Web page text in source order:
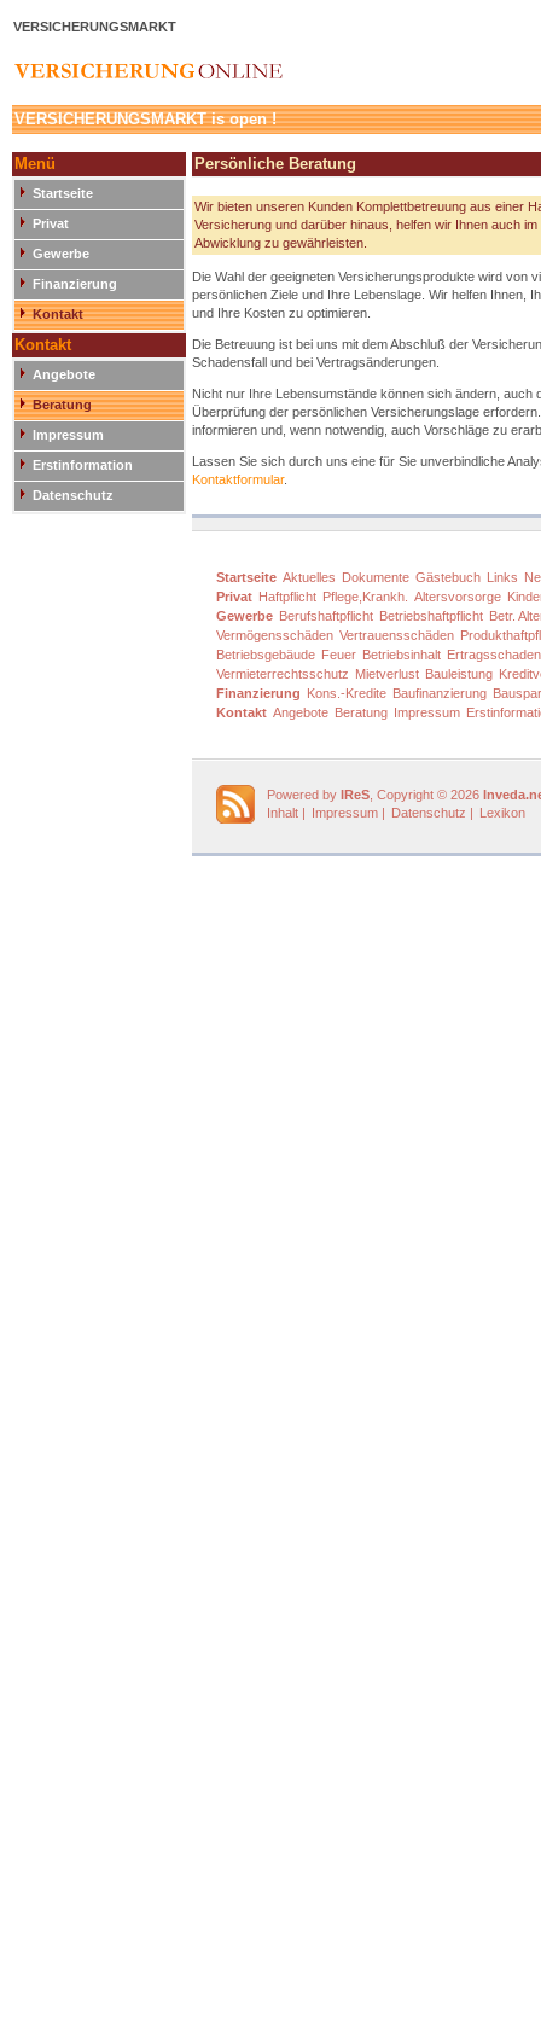
VERSICHERUNGSMARKT
VERSICHERUNGSMARKT is open !
Menü
Startseite
Privat
Gewerbe
Finanzierung
Kontakt
Kontakt
Angebote
Beratung
Impressum
Erstinformation
Datenschutz
Persönliche Beratung
Wir bieten unseren Kunden Komplettbetreuung aus einer
Versicherung und darüber hinaus, helfen wir Ihnen auch
Abwicklung zu gewährleisten.
Die Wahl der geeigneten Versicherungsprodukte wird von
persönlichen Ziele und Ihre Lebenslage. Wir helfen Ihnen,
und Ihre Kosten zu optimieren.
Die Betreuung ist bei uns mit dem Abschluß der
Schadensfall und bei Vertragsänderungen.
Nicht nur Ihre Lebensumstände können sich ändern,
Überprüfung der persönlichen Versicherungslage
informieren und, wenn notwendig, auch Vorschläge zu
Lassen Sie sich durch uns eine für Sie unverbindliche
Kontaktformular.
Startseite Aktuelles Dokumente Gästebuch Links
Privat Haftpflicht Pflege,Krankh. Altersvorsorge
Gewerbe Berufshaftpflicht Betriebshaftpflicht Betr.
Vermögensschäden Vertrauensschäden
Betriebsgebäude Feuer Betriebsinhalt Ertragsschaden
Vermieterrechtsschutz Mietverlust Bauleistung
Finanzierung Kons.-Kredite Baufinanzierung
Kontakt Angebote Beratung Impressum
Powered by IReS , Copyright © 2026
Inhalt | Impressum | Datenschutz | Lexikon